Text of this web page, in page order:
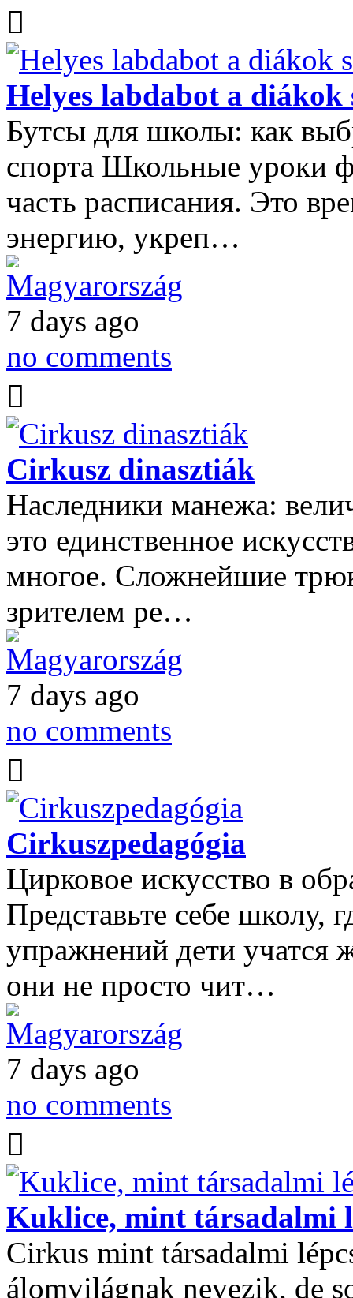
Helyes labdabot a diákok
Бутсы для школы: как
спорта Школьные уроки
часть расписания. Это
энергию, укреп…
Magyarország
7 days ago
no comments
Cirkusz dinasztiák
Наследники манежа:
это единственное
многое. Сложнейшие
зрителем ре…
Magyarország
7 days ago
no comments
Cirkuszpedagógia
Цирковое искусство в
Представьте себе школу,
упражнений дети учатся
они не просто чит…
Magyarország
7 days ago
no comments
Kuklice, mint társadalmi
Cirkus mint társadalmi
álomvilágnak nevezik, de